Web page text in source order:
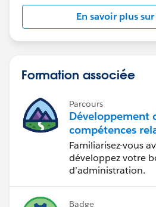
En savoir plus
Formation associée
Parcours
Développement
compétences
au code Apex
Familiarisez-vous
développez votre
d’administration.
Badge